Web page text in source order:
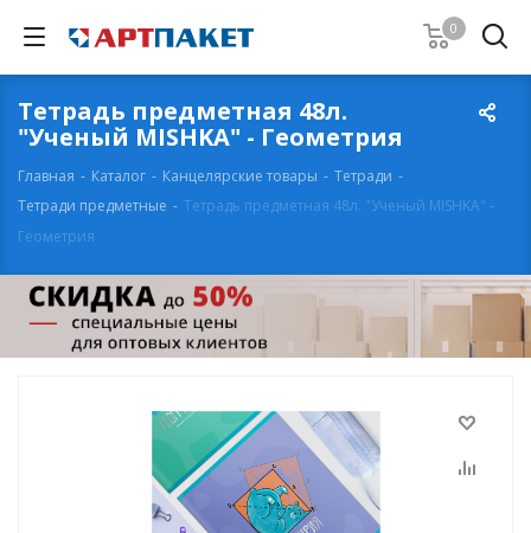
0
Тетрадь предметная 48л.
"Ученый MISHKA" - Геометрия
Главная - Каталог - Канцелярские товары - Тетради -
Тетради предметные - Тетрадь предметная 48л. "Ученый MISHKA" -
Геометрия